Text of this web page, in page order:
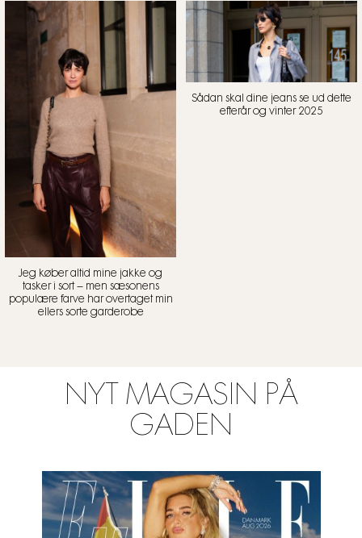
Jeg køber altid mine jakke og
tasker i sort – men sæsonens
populære farve har overtaget min
ellers sorte garderobe
Sådan skal dine jeans se ud dette
efterår og vinter 2025
NYT MAGASIN PÅ
GADEN